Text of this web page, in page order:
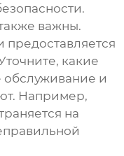
важны.
предоставляется
какие
обслуживание и
Например,
на